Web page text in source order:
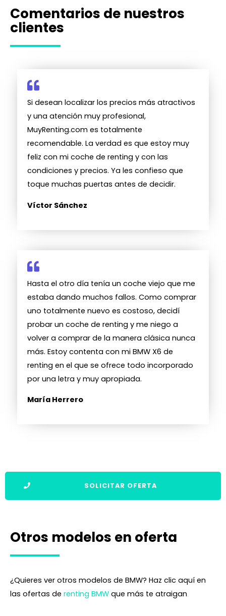
Comentarios de nuestros
clientes
Si desean localizar los precios más atractivos
y una atención muy profesional,
MuyRenting.com es totalmente
recomendable. La verdad es que estoy muy
feliz con mi coche de renting y con las
condiciones y precios. Ya les confieso que
toque muchas puertas antes de decidir.
Víctor Sánchez
Hasta el otro día tenía un coche viejo que me
estaba dando muchos fallos. Como comprar
uno totalmente nuevo es costoso, decidí
probar un coche de renting y me niego a
volver a comprar de la manera clásica nunca
más. Estoy contenta con mi BMW X6 de
renting en el que se ofrece todo incorporado
por una letra y muy apropiada.
María Herrero
SOLICITAR OFERTA
Otros modelos en oferta
¿Quieres ver otros modelos de BMW? Haz clic aquí en
las ofertas de renting BMW que más te atraigan